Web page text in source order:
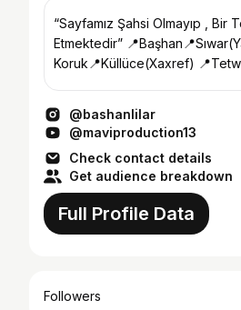
“Sayfamız Şahsi Olmayıp , Bir
Etmektedir”
Koruk📍Küllüce(Xaxref)
@bashanlilar
@maviproduction13
Check contact details
Get audience breakdown
Full Profile Data
Followers